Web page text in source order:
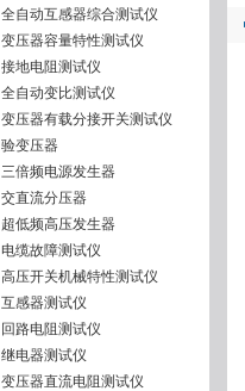
全自动互感器综合测试仪
变压器容量特性测试仪
接地电阻测试仪
全自动变比测试仪
变压器有载分接开关测试仪
验变压器
三倍频电源发生器
交直流分压器
超低频高压发生器
电缆故障测试仪
高压开关机械特性测试仪
互感器测试仪
回路电阻测试仪
继电器测试仪
变压器直流电阻测试仪